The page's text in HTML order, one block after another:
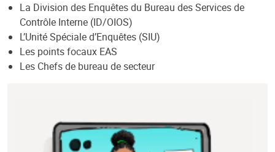
La Division des Enquêtes du Bureau des Services de
Contrôle Interne (ID/OIOS)
L’Unité Spéciale d’Enquêtes (SIU)
Les points focaux EAS
Les Chefs de bureau de secteur